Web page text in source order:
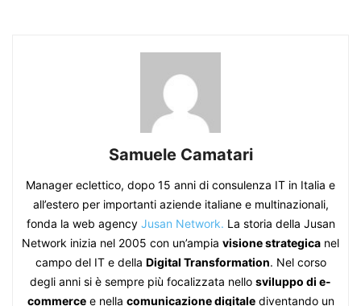
Samuele Camatari
Manager eclettico, dopo 15 anni di consulenza IT in Italia e
all’estero per importanti aziende italiane e multinazionali,
fonda la web agency Jusan Network. La storia della Jusan
Network inizia nel 2005 con un’ampia visione strategica nel
campo del IT e della Digital Transformation. Nel corso
degli anni si è sempre più focalizzata nello sviluppo di e-
commercee nella comunicazione digitalediventando un